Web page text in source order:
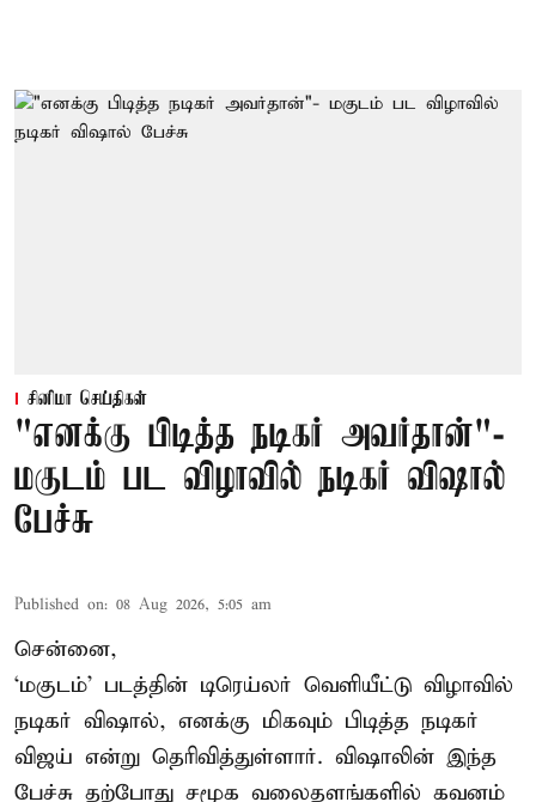
சினிமா செய்திகள்
"எனக்கு பிடித்த நடிகர் அவர்தான்"-
மகுடம் பட விழாவில் நடிகர் விஷால்
பேச்சு
Published on: 08 Aug 2026, 5:05 am
சென்னை,
‘மகுடம்’ படத்தின் டிரெய்லர் வெளியீட்டு விழாவில்
நடிகர் விஷால், எனக்கு மிகவும் பிடித்த நடிகர்
விஜய் என்று தெரிவித்துள்ளார். விஷாலின் இந்த
பேச்சு தற்போது சமூக வலைதளங்களில் கவனம்